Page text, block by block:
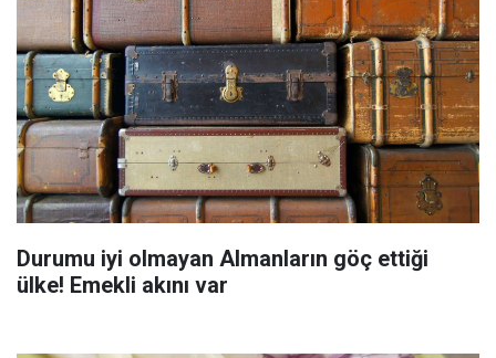
Durumu iyi olmayan Almanların göç ettiği
ülke! Emekli akını var